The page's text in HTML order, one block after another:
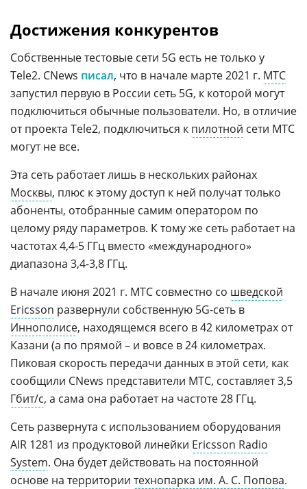
Достижения конкурентов
Собственные тестовые сети 5G есть не только у
Tele2. CNews писал, что в начале марте 2021 г. МТС
запустил первую в России сеть 5G, к которой могут
подключиться обычные пользователи. Но, в отличие
от проекта Tele2, подключиться к пилотной сети МТС
могут не все.
Эта сеть работает лишь в нескольких районах
Москвы, плюс к этому доступ к ней получат только
абоненты, отобранные самим оператором по
целому ряду параметров. К тому же сеть работает на
частотах 4,4-5 ГГц вместо «международного»
диапазона 3,4-3,8 ГГц.
В начале июня 2021 г. МТС совместно со шведской
Ericsson развернули собственную 5G-сеть в
Иннополисе, находящемся всего в 42 километрах от
Казани (а по прямой – и вовсе в 24 километрах.
Пиковая скорость передачи данных в этой сети, как
сообщили CNews представители МТС, составляет 3,5
Гбит/с, а сама она работает на частоте 28 ГГц.
Сеть развернута с использованием оборудования
AIR 1281 из продуктовой линейки Ericsson Radio
System. Она будет действовать на постоянной
основе на территории технопарка им. А. С. Попова.